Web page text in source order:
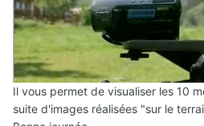
Il vous permet de visualiser les 10
suite d'images réalisées "sur le